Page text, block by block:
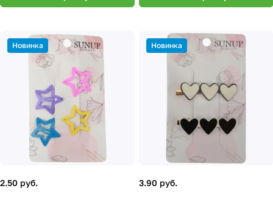
Новинка
2.50 руб.
Новинка
3.90 руб.